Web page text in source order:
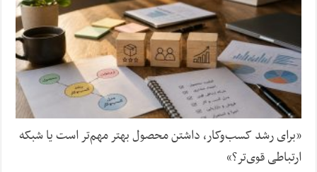
«برای رشد کسب‌وکار، داشتن محصول بهتر مهم‌تر است یا شبکه
ارتباطی قوی‌تر؟»